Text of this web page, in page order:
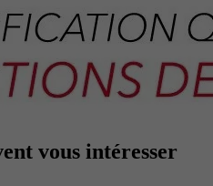
vous intéresser